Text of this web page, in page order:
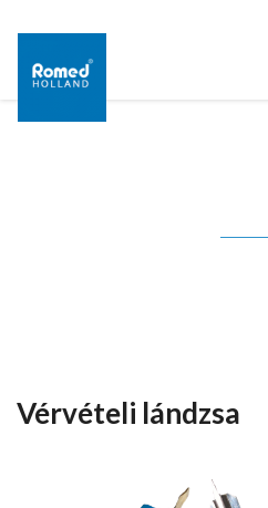
Vérvételi lándzsa